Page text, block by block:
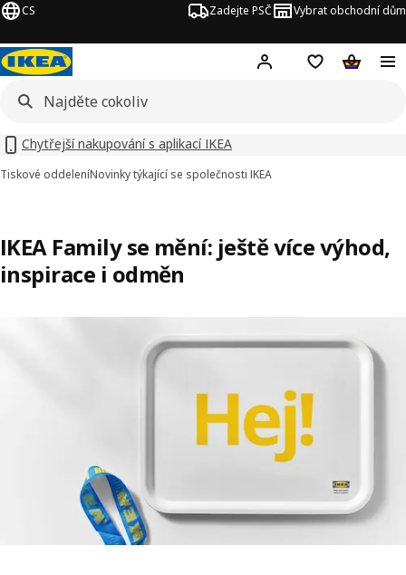
CS Zadejte PSČ Vybrat obchodní dům
Hej! Přihlášení
NákupníNákupní
Chytřejší nakupování s aplikací IKEA
Tiskové oddeleníNovinky týkající se společnosti IKEA
IKEA Family se mění: ještě více výhod,
inspirace i odměn